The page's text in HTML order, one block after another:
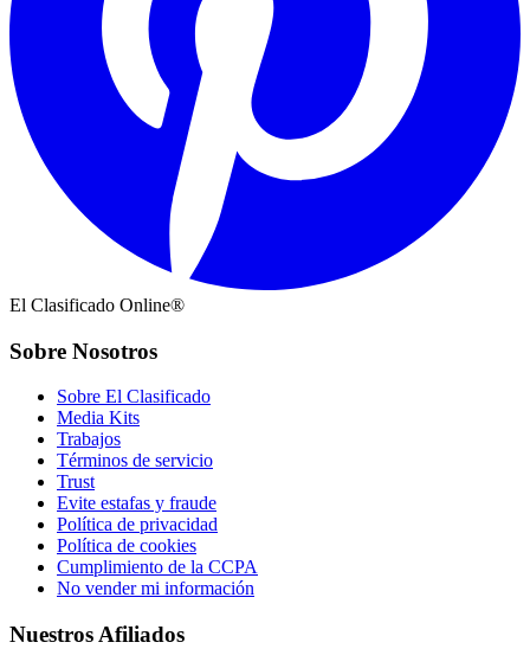
El Clasificado Online®
Sobre Nosotros
Sobre El Clasificado
Media Kits
Trabajos
Términos de servicio
Trust
Evite estafas y fraude
Política de privacidad
Política de cookies
Cumplimiento de la CCPA
No vender mi información
Nuestros Afiliados